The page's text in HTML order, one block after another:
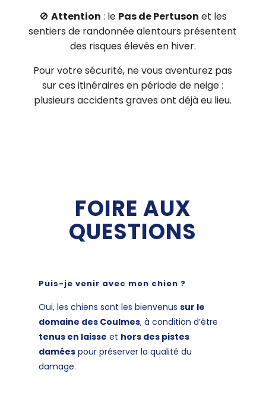
🚫 Attention : le Pas de Pertuson et les
sentiers de randonnée alentours présentent
des risques élevés en hiver.
Pour votre sécurité, ne vous aventurez pas
sur ces itinéraires en période de neige :
plusieurs accidents graves ont déjà eu lieu.
FOIRE AUX
QUESTIONS
Puis-je venir avec mon chien ?
Oui, les chiens sont les bienvenus sur le
domaine des Coulmes, à condition d’être
tenus en laisse et hors des pistes
daméespour préserver la qualité du
damage.